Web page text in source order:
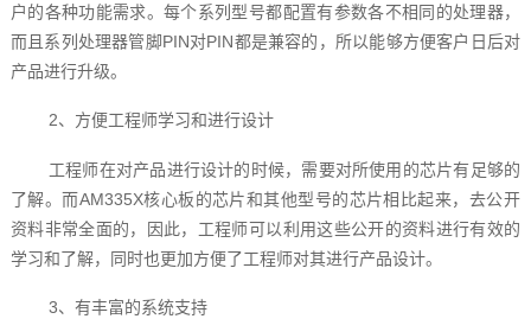
户的各种功能需求。每个系列型号都配置有参数各不相同的处理器，
而且系列处理器管脚PIN对PIN都是兼容的，所以能够方便客户日后对
产品进行升级。
2、方便工程师学习和进行设计
工程师在对产品进行设计的时候，需要对所使用的芯片有足够的
了解。而AM335X核心板‍的芯片和其他型号的芯片相比起来，去公开
资料非常全面的，因此，工程师可以利用这些公开的资料进行有效的
学习和了解，同时也更加方便了工程师对其进行产品设计。
3、有丰富的系统支持